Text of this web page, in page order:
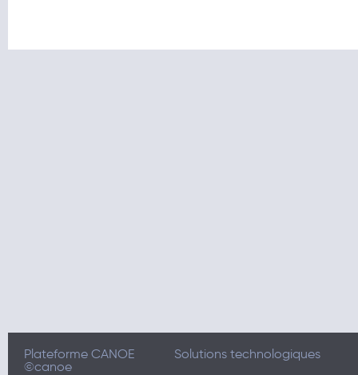
Plateforme CANOE
Solutions technologiques
©canoe